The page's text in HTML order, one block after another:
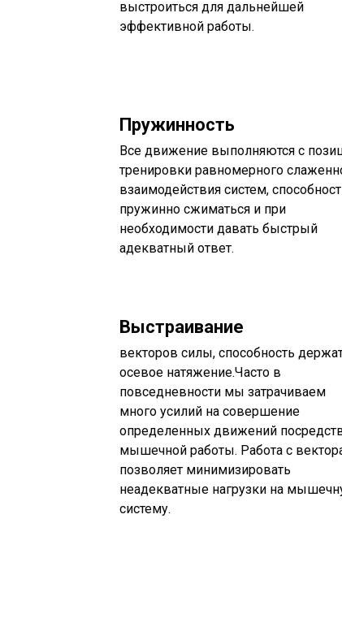
выстроиться для дальнейшей
эффективной работы.
Пружинность
Все движение выполняются с
тренировки равномерного
взаимодействия систем,
пружинно сжиматься и при
необходимости давать быстрый
адекватный ответ.
Выстраивание
векторов силы, способность
осевое натяжение.Часто в
повседневности мы затрачиваем
много усилий на совершение
определенных движений
мышечной работы. Работа с
позволяет минимизировать
неадекватные нагрузки на
систему.